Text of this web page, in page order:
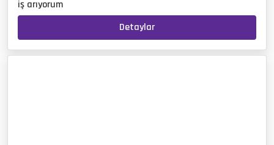
iş arıyorum
Detaylar